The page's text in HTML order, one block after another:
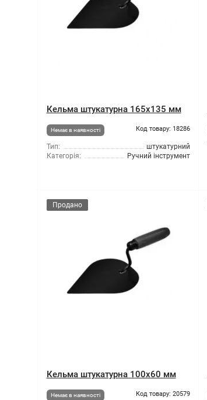
Кельма штукатурна 165x135 мм
Немає в наявності Код товару: 18286
Тип:
штукатурний
Категорія:
Ручний інструмент
Продано
Кельма штукатурна 100x60 мм
Немає в наявності Код товару: 20579